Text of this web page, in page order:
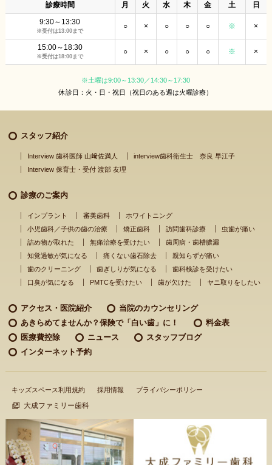
診療時間 月 火 水 木 金 土
日
9:30～13:30
※受付は13:00まで
○ × ○ ○ ○ ※ ×
15:00～18:30
※受付は18:00まで
○ × ○ ○ ○ ※ ×
※土曜は9:00～13:30／14:30～17:30
休診日：火・日・祝日（祝日のある週は火曜診療）
スタッフ紹介
Interview 歯科医師 山﨑佐満人
interview歯科衛生士 奈良 早江子
Interview 保育士・受付 渡部 友理
診療のご案内
インプラント 審美歯科
ホワイトニング
小児歯科／子供の歯の治療
矯正歯科 訪問歯科診療
虫歯が痛い
詰め物が取れた
無痛治療を受けたい
歯周病・歯槽膿漏
知覚過敏が気になる
痛くない歯石除去
親知らずが痛い
歯のクリーニング
歯ぎしりが気になる
歯科検診を受けたい
口臭が気になる
PMTCを受けたい 歯が欠けた ヤニ取りをしたい
アクセス・医院紹介
当院のカウンセリング
あきらめてませんか？ 保険で「白い歯」に！
料金表
医療費控除
ニュース
スタッフブログ
インターネット予約
キッズスペース利用規約 採用情報 プライバシーポリシー
大成ファミリー歯科